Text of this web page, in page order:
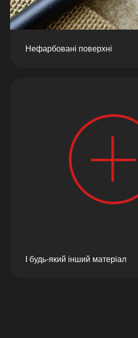
Нефарбовані поверхні
І будь-який інший матеріал